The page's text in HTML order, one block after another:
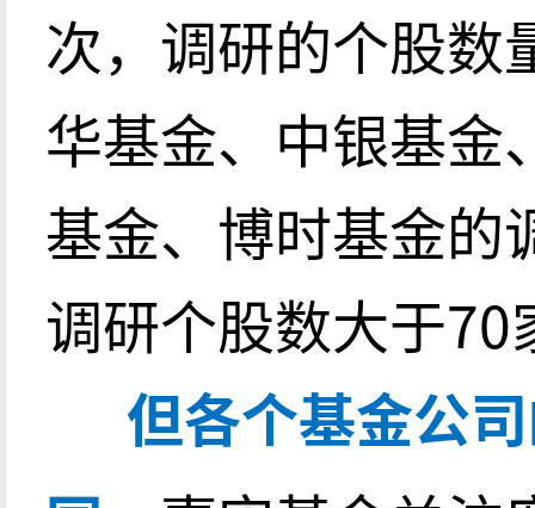
次，调研的个股数
华基金、中银基金
基金、博时基金的
调研个股数大于70
但各个基金公